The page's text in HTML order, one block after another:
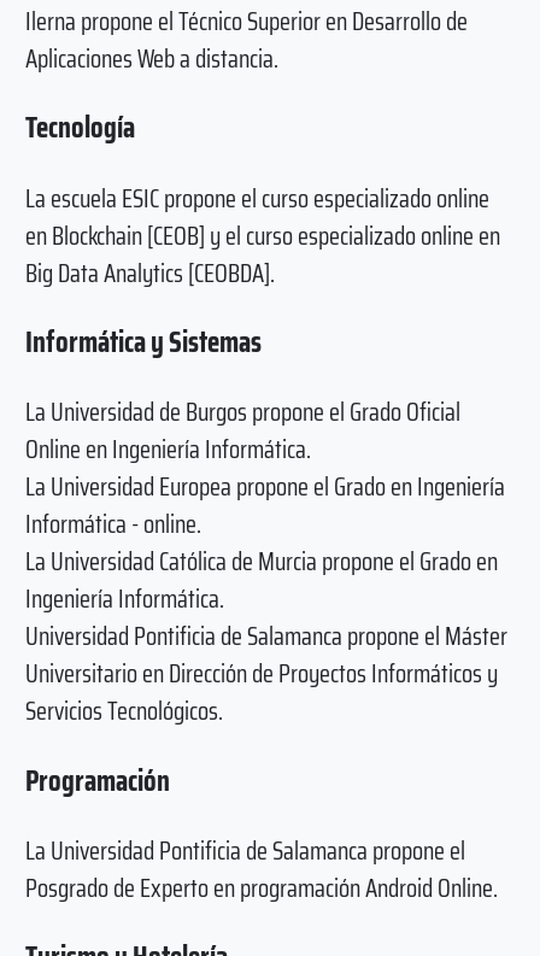
Ilerna propone el Técnico Superior en Desarrollo de
Aplicaciones Web a distancia.
Tecnología
La escuela ESIC propone el curso especializado online
en Blockchain [CEOB] y el curso especializado online en
Big Data Analytics [CEOBDA].
Informática y Sistemas
La Universidad de Burgos propone el Grado Oficial
Online en Ingeniería Informática.
La Universidad Europea propone el Grado en Ingeniería
Informática - online.
La Universidad Católica de Murcia propone el Grado en
Ingeniería Informática.
Universidad Pontificia de Salamanca propone el Máster
Universitario en Dirección de Proyectos Informáticos y
Servicios Tecnológicos.
Programación
La Universidad Pontificia de Salamanca propone el
Posgrado de Experto en programación Android Online.